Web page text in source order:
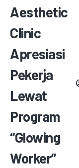
Aesthetic
Clinic
Apresiasi
Pekerja
Lewat
Program
“Glowing
Worker”